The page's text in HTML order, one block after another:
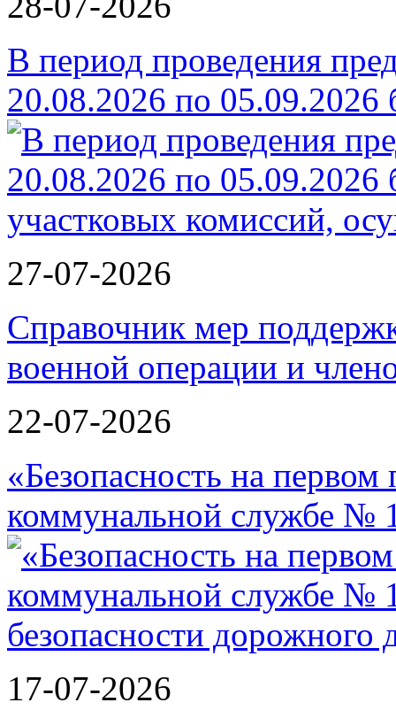
В период проведения
20.08.2026 по 05.09.2026
27-07-2026
Справочник мер
военной операции и
22-07-2026
«Безопасность на
коммунальной службе №
17-07-2026